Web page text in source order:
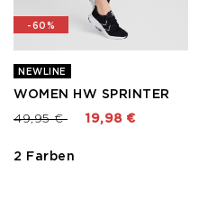
-60%
NEWLINE
WOMEN HW SPRINTER
Preis reduziert von
49,95 €bis 19,98 €
2 Farben